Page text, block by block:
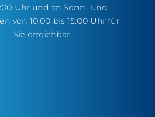
Uhr und an Sonn- und
von 10:00 bis 15:00 Uhr für
Sie erreichbar.